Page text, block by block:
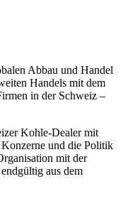
Abbau und Handel
Handels mit dem
in der Schweiz –
Kohle-Dealer mit
und die Politik
mit der
aus dem